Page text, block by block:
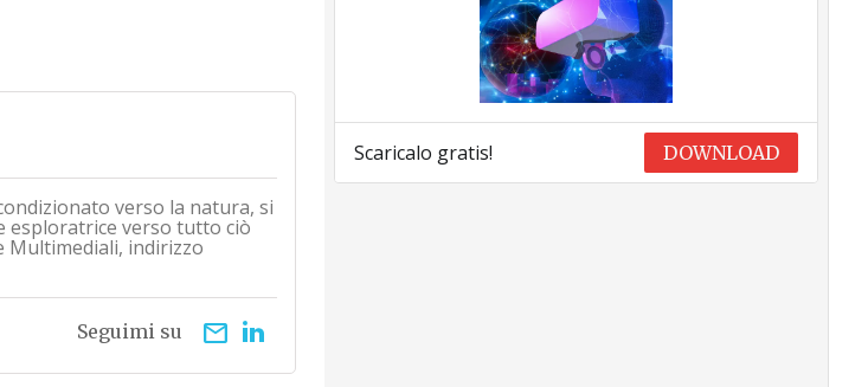
verso la natura, si
esploratrice verso tutto ciò
Multimediali, indirizzo
email
Seguimi su
Scaricalo gratis! DOWNLOAD